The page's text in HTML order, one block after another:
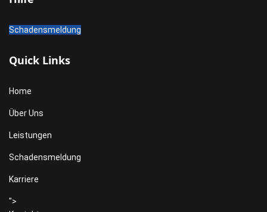
Schadensmeldung
Quick Links
Home
Über Uns
Leistungen
Schadensmeldung
Karriere
">